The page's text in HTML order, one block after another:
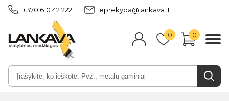
+370 610 42 222 eprekyba@lankava.lt
0 0